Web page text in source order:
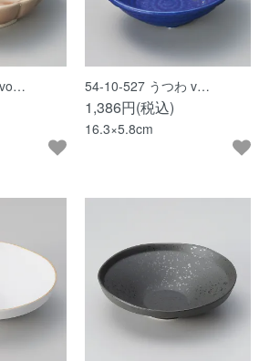
54-10-527 うつわ v…
1,386円(税込)
16.3×5.8cm